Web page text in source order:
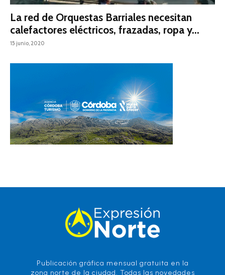
La red de Orquestas Barriales necesitan
calefactores eléctricos, frazadas, ropa y...
15 junio, 2020
Publicación gráfica mensual gratuita en la
zona norte de la ciudad. Todas las novedades